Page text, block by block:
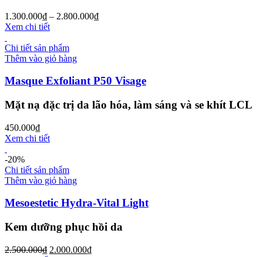
1.300.000₫ – 2.800.000₫
Xem chi tiết
Chi tiết sản phẩm
Thêm vào giỏ hàng
Masque Exfoliant P50 Visage
Mặt nạ đặc trị da lão hóa, làm sáng và se khít LCL
450.000₫
Xem chi tiết
-20%
Chi tiết sản phẩm
Thêm vào giỏ hàng
Mesoestetic Hydra-Vital Light
Kem dưỡng phục hồi da
2.500.000₫ 2.000.000₫